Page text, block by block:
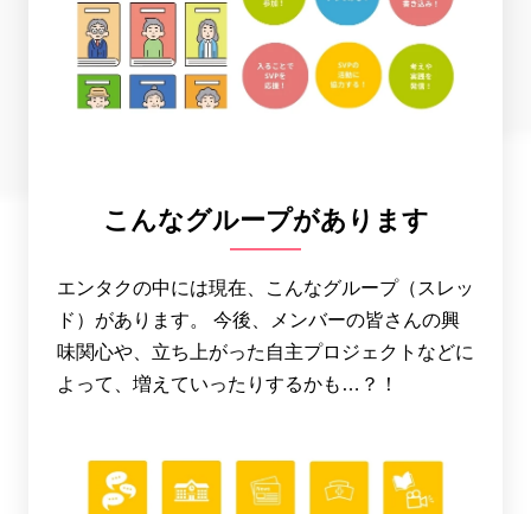
こんなグループがあります
エンタクの中には現在、こんなグループ（スレッ
ド）があります。 今後、メンバーの皆さんの興
味関心や、立ち上がった自主プロジェクトなどに
よって、増えていったりするかも…？！